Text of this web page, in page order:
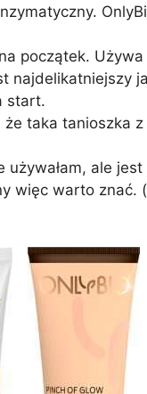
początek.
najdelikatniejszy
start.
że taka tanioszka
używałam, ale
więc warto znać.